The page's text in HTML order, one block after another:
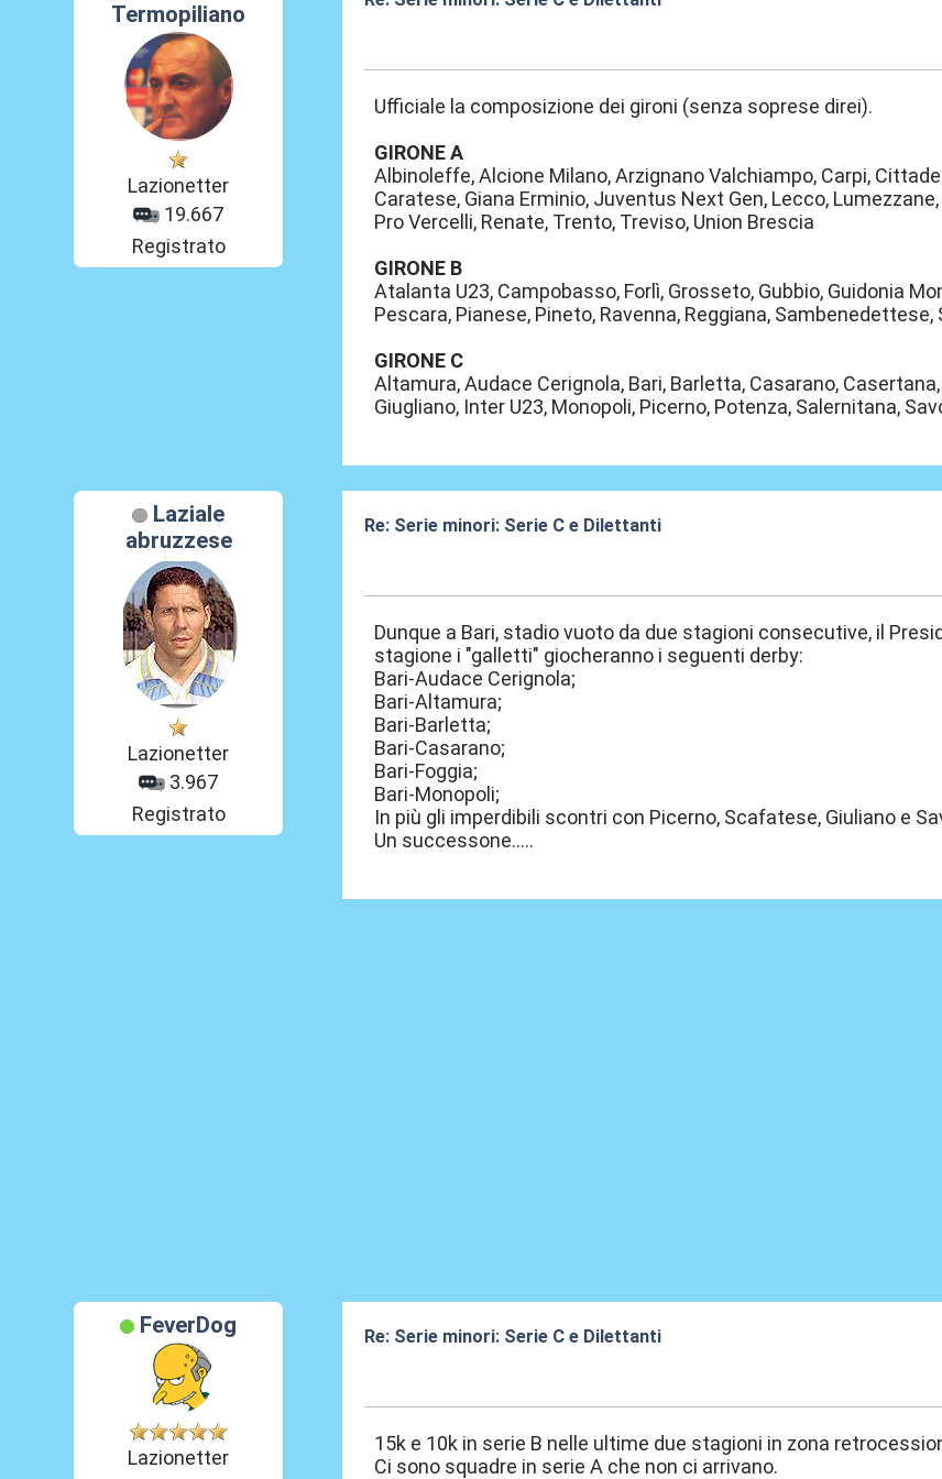
Termopiliano
Lazionetter
19.667
Registrato
Ufficiale la composizione dei gironi (senza soprese direi).
GIRONE A
Albinoleffe, Alcione Milano, Arzignano Valchiampo, Carpi,
Caratese, Giana Erminio, Juventus Next Gen, Lecco,
Pro Vercelli, Renate, Trento, Treviso, Union Brescia
GIRONE B
Atalanta U23, Campobasso, Forlì, Grosseto, Gubbio, Guidonia
Pescara, Pianese, Pineto, Ravenna, Reggiana, Sambenedettese,
GIRONE C
Altamura, Audace Cerignola, Bari, Barletta, Casarano,
Giugliano, Inter U23, Monopoli, Picerno, Potenza, Salernitana,
Laziale
abruzzese
Lazionetter
3.967
Registrato
Re: Serie minori: Serie C e Dilettanti
Dunque a Bari, stadio vuoto da due stagioni consecutive, il
stagione i "galletti" giocheranno i seguenti derby:
Bari-Audace Cerignola;
Bari-Altamura;
Bari-Barletta;
Bari-Casarano;
Bari-Foggia;
Bari-Monopoli;
In più gli imperdibili scontri con Picerno, Scafatese, Giuliano e
Un successone.....
FeverDog
Lazionetter
Re: Serie minori: Serie C e Dilettanti
15k e 10k in serie B nelle ultime due stagioni in zona
Ci sono squadre in serie A che non ci arrivano.